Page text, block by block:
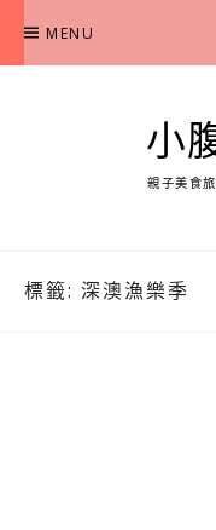
content
MENU
小
親子美食
標籤: 深澳漁樂季